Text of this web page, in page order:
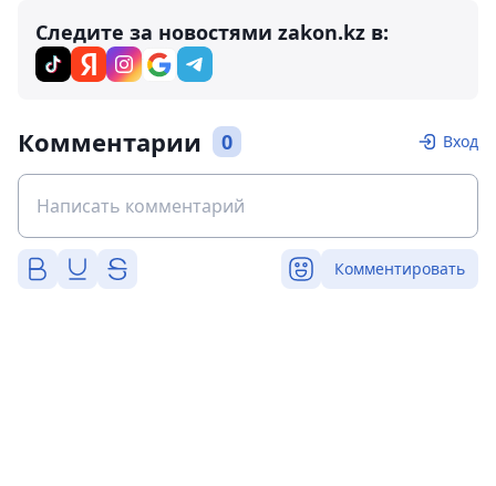
Следите за новостями zakon.kz в:
Комментарии 0 Вход
Комментировать